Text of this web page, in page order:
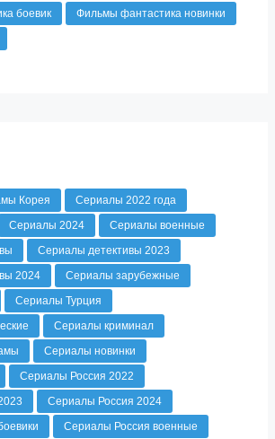
боевик
Фильмы фантастика новинки
Корея
Сериалы 2022 года
Сериалы 2024
Сериалы военные
Сериалы детективы 2023
2024
Сериалы зарубежные
Сериалы Турция
Сериалы криминал
Сериалы новинки
Сериалы Россия 2022
Сериалы Россия 2024
Сериалы Россия военные